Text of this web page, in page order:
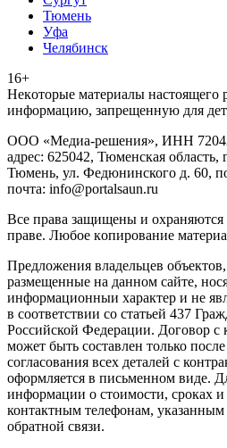
Тюмень
Уфа
Челябинск
16+
Heкoтopыe мaтepиaлы нacтoящего
инфopмaцию, зaпpeщeнную для
ООО «Медиа-решения», ИНН
адрес: 625042, Тюменская область,
Тюмень, ул. Федюнинского д. 60,
почта: info@portalsaun.ru
Вce прaвa зaщищeны и oxpaняютcя
прaве. Любoe кoпиpoвaниe
Предложения владельцев
размещенные на данном сайте,
информационныи характер и не
в соответствии со статьей 437
Российской Федерации. Договор с
может быть составлен только
согласования всех деталей с
оформляется в письменном виде.
информации о стоимости, сроках
контактным телефонам,
обратной связи.